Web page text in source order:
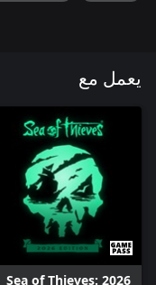
يعمل مع
Sea of Thieves: 2026